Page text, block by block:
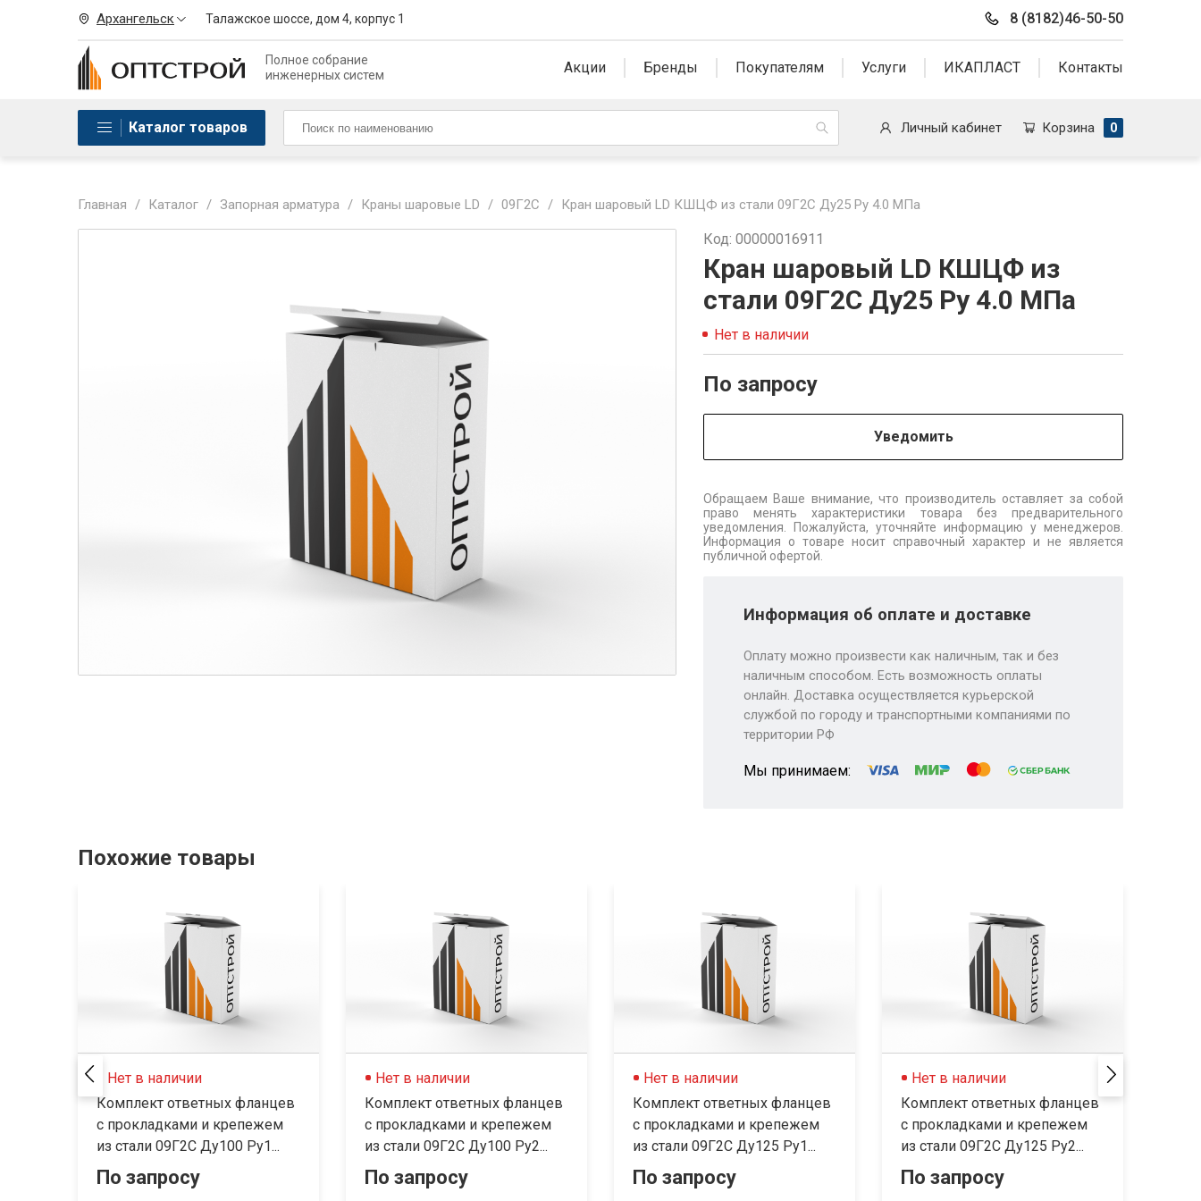
Архангельск Талажское шоссе, дом 4, корпус 1 8 (8182)46-50-50
Полное собрание
инженерных систем
Акции Бренды Покупателям Услуги ИКАПЛАСТ Контакты
Каталог товаров Личный кабинет Корзина 0
Главная / Каталог / Запорная арматура / Краны шаровые LD / 09Г2С / Кран шаровый LD КШЦФ из стали 09Г2С Ду25 Py 4.0 МПа
Код: 00000016911
Кран шаровый LD КШЦФ из
стали 09Г2С Ду25 Py 4.0 МПа
Нет в наличии
По запросу
Уведомить
Обращаем Ваше внимание, что производитель оставляет за собой
право менять характеристики товара без предварительного
уведомления. Пожалуйста, уточняйте информацию у менеджеров.
Информация о товаре носит справочный характер и не является
публичной офертой.
Информация об оплате и доставке
Оплату можно произвести как наличным, так и без
наличным способом. Есть возможность оплаты
онлайн. Доставка осуществляется курьерской
службой по городу и транспортными компаниями по
территории РФ
Мы принимаем:
Похожие товары
Нет в наличии
Комплект ответных фланцев
с прокладками и крепежем
из стали 09Г2С Ду100 Py1...
По запросу
Нет в наличии
Комплект ответных фланцев
с прокладками и крепежем
из стали 09Г2С Ду100 Py2...
По запросу
Нет в наличии
Комплект ответных фланцев
с прокладками и крепежем
из стали 09Г2С Ду125 Py1...
По запросу
Нет в наличии
Комплект ответных фланцев
с прокладками и крепежем
из стали 09Г2С Ду125 Py2...
По запросу